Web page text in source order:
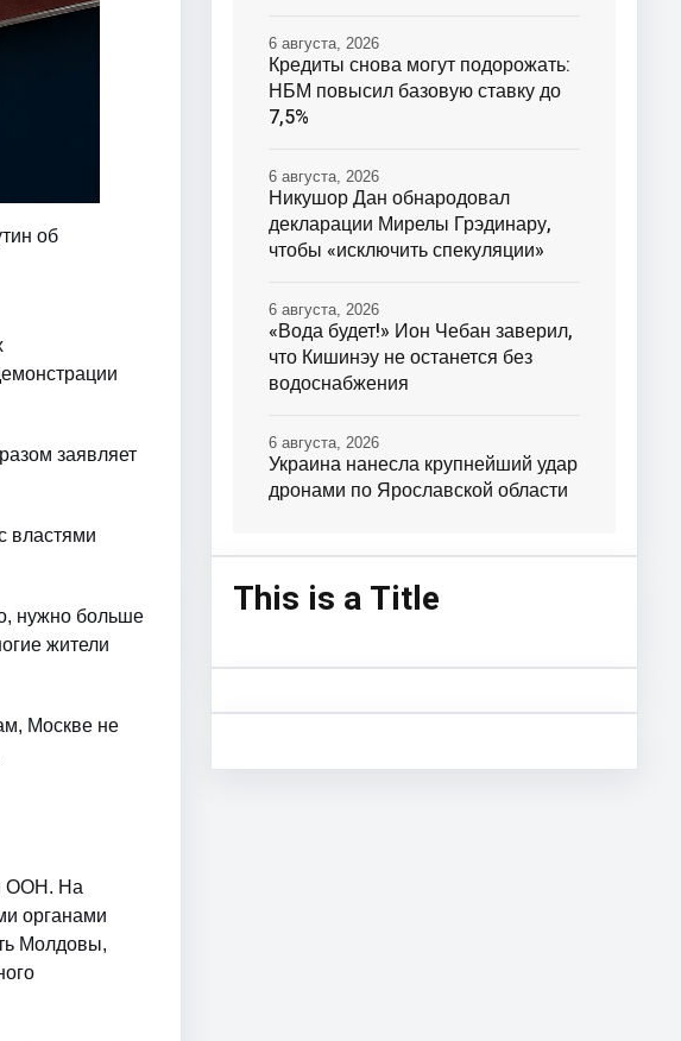
об
заявляет
властями
нужно больше
жители
Москве не
ООН. На
органами
Молдовы,
Кредиты снова могут подорожать:
НБМ повысил базовую ставку до
7,5%
6 августа, 2026
Никушор Дан обнародовал
декларации Мирелы Грэдинару,
чтобы «исключить спекуляции»
6 августа, 2026
«Вода будет!» Ион Чебан заверил,
что Кишинэу не останется без
водоснабжения
6 августа, 2026
Украина нанесла крупнейший удар
дронами по Ярославской области
6 августа, 2026
This is a Title